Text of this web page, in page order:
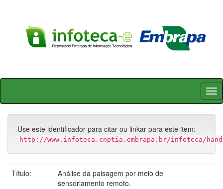
Skip
Use este identificador para citar ou linkar para este item:
http://www.infoteca.cnptia.embrapa.br/infoteca/
Título:
Análise da paisagem por meio de
sensoriamento remoto.